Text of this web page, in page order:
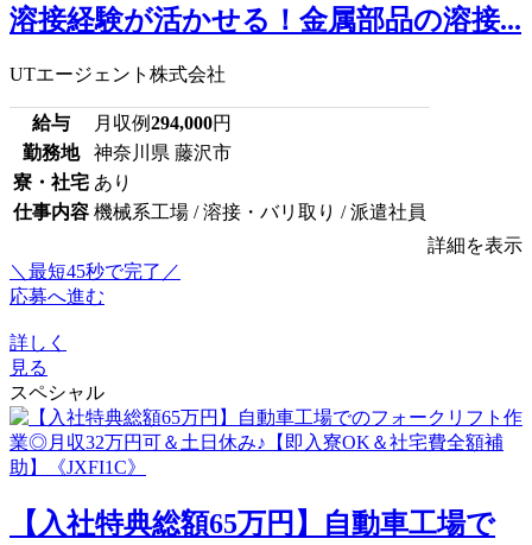
溶接経験が活かせる！金属部品の溶接...
UTエージェント株式会社
給与 月収例294,000円
勤務地
神奈川県 藤沢市
寮・社宅 あり
仕事内容 機械系工場 / 溶接・バリ取り / 派遣社員
詳細を表示
＼最短45秒で完了／
応募へ進む
詳しく
見る
スペシャル
【入社特典総額65万円】自動車工場で